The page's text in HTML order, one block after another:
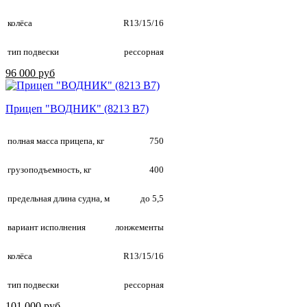
колёса R13/15/16
тип подвески рессорная
96 000 руб
Прицеп "ВОДНИК" (8213 В7)
полная масса прицепа, кг 750
грузоподъемность, кг 400
предельная длина судна, м до 5,5
вариант исполнения лонжементы
колёса R13/15/16
тип подвески рессорная